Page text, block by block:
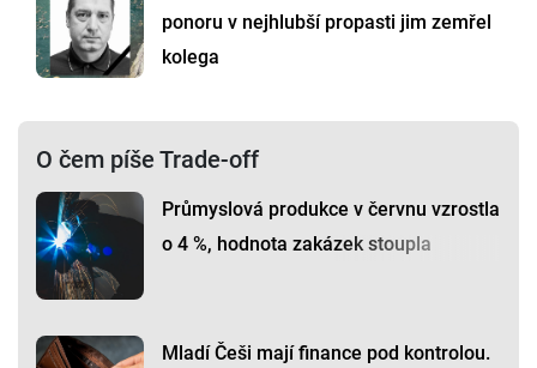
ponoru v nejhlubší propasti jim zemřel
kolega
O čem píše Trade-off
Průmyslová produkce v červnu vzrostla
o 4 %, hodnota zakázek stoupla
Mladí Češi mají finance pod kontrolou.